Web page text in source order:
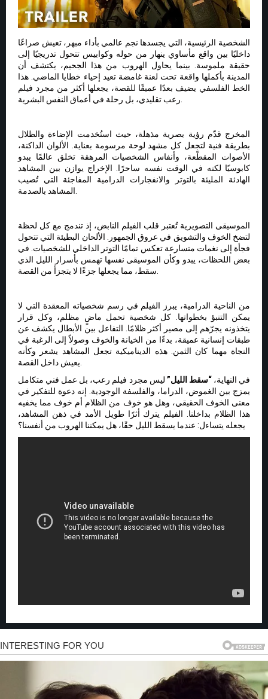
الشخصية الرئيسية، التي يجسدها نجم عالمي بأداء مبهر، تعيش صراعًا
داخليًا بين واقع مأساوي ينهار من حوله وكوابيس تتحول تدريجيًا إلى
حقيقة ملموسة. بينما يحاول الهروب من هذا الجحيم، يكتشف أن
المدينة بأكملها واقعة تحت لعنة غامضة تعيد إحياء خطايا الماضي. هذا
الخط الفلسفي يضيف بعدًا عميقًا للقصة، يجعلها أكثر من مجرد فيلم
رعب تقليدي، بل رحلة في أعماق النفس البشرية.
المخرج قدّم رؤية بصرية مذهلة، حيث استُخدمت الإضاءة والظلال
بطريقة فنية لتجعل كل مشهد لوحة مرسومة بعناية. الألوان الداكنة،
الأصوات المقطّعة، وأنفاس الشخصيات المرهقة تخلق عالمًا يبدو
كابوسيًا لكنه في الوقت نفسه ساحرًا. الإخراج يوازن بين المشاهد
الهادئة المليئة بالتوتر والانفجارات الدرامية المفاجئة التي تُصيب
المشاهد بالصدمة.
الموسيقى التصويرية تُعتبر قلب الفيلم النابض، إذ تندمج مع كل لحظة
لتضخ الخوف والتشويق في عروق الجمهور. الألحان البطيئة التي تتحول
فجأة إلى نغمات متسارعة تعكس تمامًا التوتر الداخلي للشخصيات. في
بعض اللحظات، يبدو وكأن الموسيقى نفسها تهمس بأسرار الليل الذي
سقط، مما يجعلها جزءًا لا يتجزأ من القصة.
من الناحية الدرامية، يبرز الفيلم في رسم شخصياته المعقدة التي لا
يمكن التنبؤ بخطواتها. كل شخصية تحمل ماضٍ مظلم، وكل قرار
يتخذونه يجرّهم إلى مصير أكثر ظلامًا. التفاعل بين الأبطال يكشف عن
طبقات إنسانية عميقة، بدءًا من الخيانة والخوف وصولاً إلى الرغبة في
النجاة مهما كان الثمن. هذه الديناميكية تجعل المشاهد يشعر وكأنه
يعيش داخل القصة.
في النهاية،“سقط الليل” ليس مجرد فيلم رعب، بل عمل فني متكامل
يمزج بين الغموض، الدراما، والفلسفة الوجودية. إنه دعوة للتفكير في
معنى الخوف الحقيقي، وهل هو خوف من الظلام أم خوف مما يخفيه
هذا الظلام بداخلنا. الفيلم يترك أثرًا طويل الأمد في ذهن المشاهد،
يجعله يتساءل: عندما يسقط الليل حقًا، هل يمكننا الهروب من أنفسنا؟